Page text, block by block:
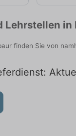
in
finden Sie von